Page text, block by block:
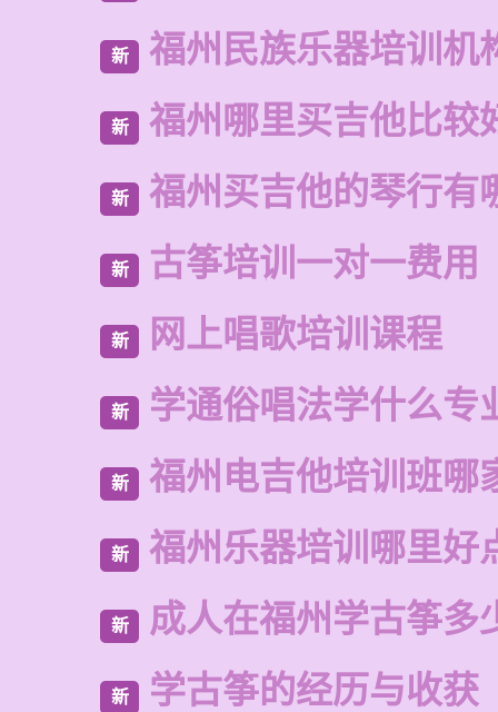
新 福州民族乐器培训机
新 福州哪里买吉他比较
新 福州买吉他的琴行有
新 古筝培训一对一费用
新 网上唱歌培训课程
新 学通俗唱法学什么专
新 福州电吉他培训班哪
新 福州乐器培训哪里好
新 成人在福州学古筝多
新 学古筝的经历与收获